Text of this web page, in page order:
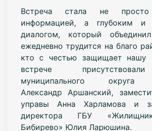
Встреча стала не
информацией, а глубоким и
диалогом, который
ежедневно трудится на благо
кто с честью защищает нашу
встрече
муниципального округа
Александр Аршанский,
управы Анна Харламова и
директора ГБУ
Бибирево» Юлия Ларюшина.